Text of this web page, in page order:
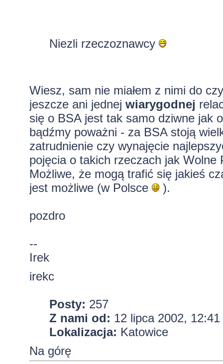
Niezli rzeczoznawcy
Wiesz, sam nie miałem z nimi do
jeszcze ani jednej wiarygodnej
się o BSA jest tak samo dziwne jak
bądźmy poważni - za BSA stoją
zatrudnienie czy wynajęcie
pojęcia o takich rzeczach jak Wolne
Możliwe, że mogą trafić się jakieś
jest możliwe (w Polsce
).
pozdro
--
Irek
irekc
Posty: 257
Z nami od: 12 lipca 2002, 12:41
Lokalizacja: Katowice
Na górę